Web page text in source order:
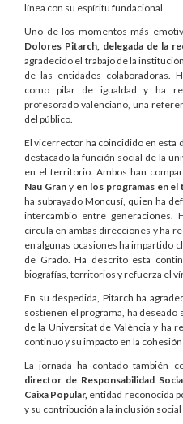
línea con su espíritu fundacional.
Uno de los momentos más
Dolores Pitarch, delegada de la
agradecido el trabajo de la
de las entidades colaboradoras.
como pilar de igualdad y ha
profesorado valenciano, una
del público.
El vicerrector ha coincidido en esta
destacado la función social de la
en el territorio. Ambos han
Nau Gran y en los programas en
ha subrayado Moncusí, quien ha
intercambio entre generaciones.
circula en ambas direcciones y ha
en algunas ocasiones ha impartido
de Grado. Ha descrito esta
biografías, territorios y refuerza el
En su despedida, Pitarch ha
sostienen el programa, ha
de la Universitat de València y ha
continuo y su impacto en la cohesión
La jornada ha contado también
director de Responsabilidad
Caixa Popular, entidad reconocida
y su contribución a la inclusión